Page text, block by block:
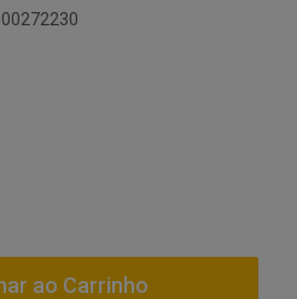
ao Carrinho